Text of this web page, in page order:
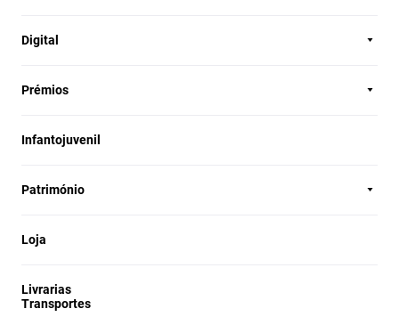
Digital
Prémios
Infantojuvenil
Património
Loja
Livrarias
Transportes